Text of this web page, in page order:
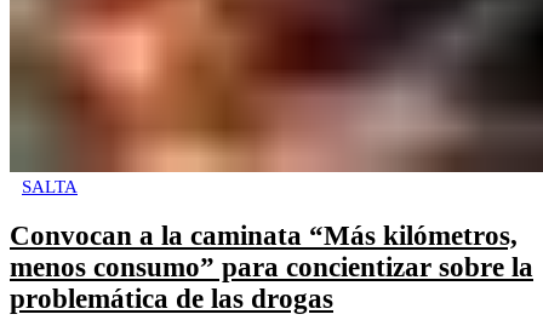
SALTA
Convocan a la caminata “Más kilómetros,
menos consumo” para concientizar sobre la
problemática de las drogas